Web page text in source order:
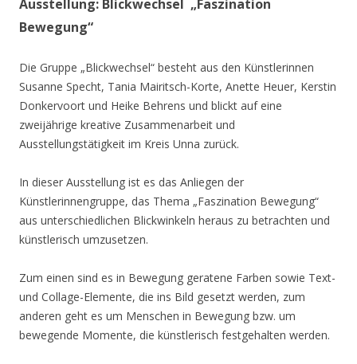
Ausstellung: Blickwechsel „Faszination
Bewegung“
Die Gruppe „Blickwechsel“ besteht aus den Künstlerinnen
Susanne Specht, Tania Mairitsch-Korte, Anette Heuer, Kerstin
Donkervoort und Heike Behrens und blickt auf eine
zweijährige kreative Zusammenarbeit und
Ausstellungstätigkeit im Kreis Unna zurück.
In dieser Ausstellung ist es das Anliegen der
Künstlerinnengruppe, das Thema „Faszination Bewegung“
aus unterschiedlichen Blickwinkeln heraus zu betrachten und
künstlerisch umzusetzen.
Zum einen sind es in Bewegung geratene Farben sowie Text-
und Collage-Elemente, die ins Bild gesetzt werden, zum
anderen geht es um Menschen in Bewegung bzw. um
bewegende Momente, die künstlerisch festgehalten werden.